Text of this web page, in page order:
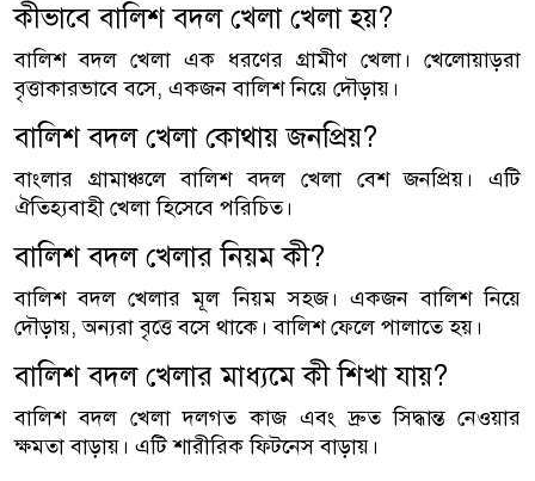
কীভাবে বালিশ বদল খেলা খেলা হয়?
বালিশ বদল খেলা এক ধরণের গ্রামীণ খেলা। খেলোয়াড়রা
বৃত্তাকারভাবে বসে, একজন বালিশ নিয়ে দৌড়ায়।
বালিশ বদল খেলা কোথায় জনপ্রিয়?
বাংলার গ্রামাঞ্চলে বালিশ বদল খেলা বেশ জনপ্রিয়। এটি
ঐতিহ্যবাহী খেলা হিসেবে পরিচিত।
বালিশ বদল খেলার নিয়ম কী?
বালিশ বদল খেলার মূল নিয়ম সহজ। একজন বালিশ নিয়ে
দৌড়ায়, অন্যরা বৃত্তে বসে থাকে। বালিশ ফেলে পালাতে হয়।
বালিশ বদল খেলার মাধ্যমে কী শিখা যায়?
বালিশ বদল খেলা দলগত কাজ এবং দ্রুত সিদ্ধান্ত নেওয়ার
ক্ষমতা বাড়ায়। এটি শারীরিক ফিটনেস বাড়ায়।